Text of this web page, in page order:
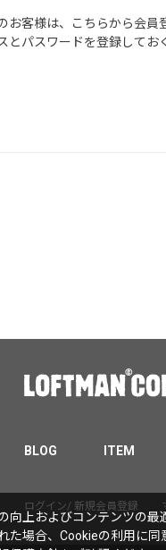
お客様は、こちらから会員
とパスワードを登録してお
BLOG ITEM
ログイン/ 新規会員登録
向上およびコンテンツの最
た場合、Cookieの利用に同